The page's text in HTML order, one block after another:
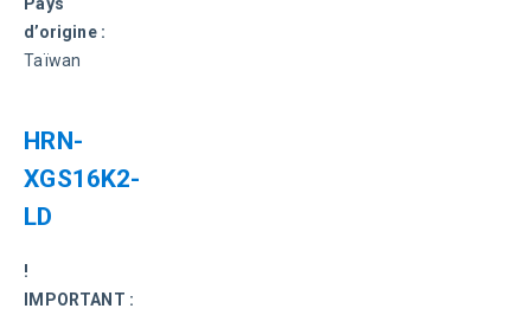
d’origine :
Taïwan
HRN-
XGS16K2-
LD
!
IMPORTANT :